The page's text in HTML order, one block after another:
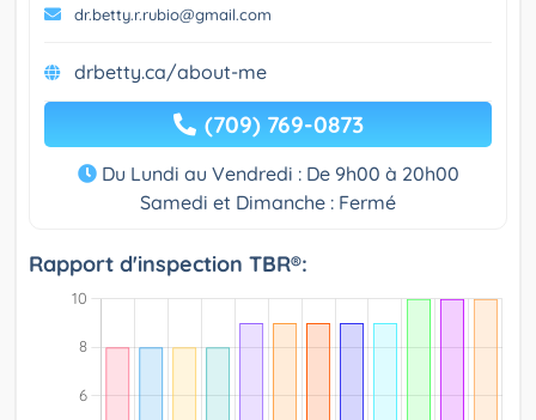
dr.betty.r.rubio@gmail.com
drbetty.ca/about-me
(709) 769-0873
Du Lundi au Vendredi : De 9h00 à 20h00
Samedi et Dimanche : Fermé
Rapport d'inspection TBR®: